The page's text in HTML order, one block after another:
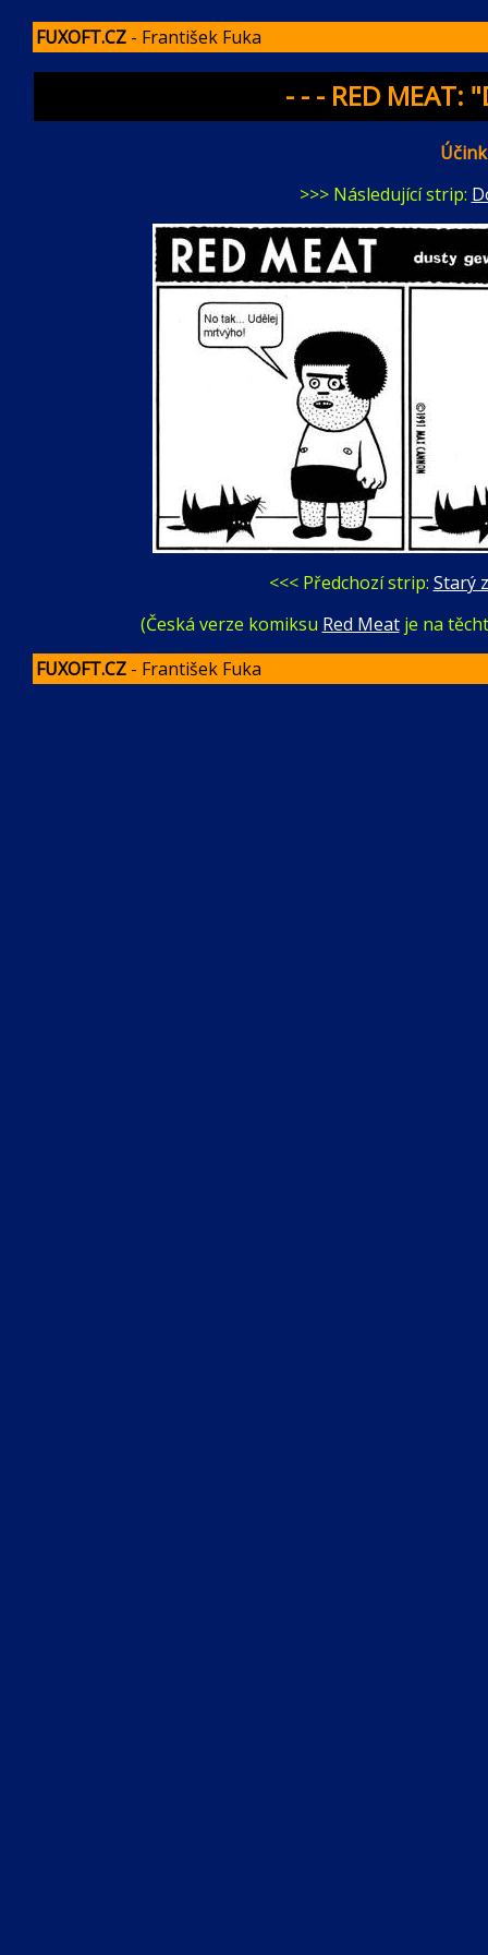
FUXOFT.CZ- František Fuka
- - - RED MEAT:
>>> Následující strip:
<<< Předchozí strip: Starý
(Česká verze komiksu Red Meatje na
FUXOFT.CZ- František Fuka